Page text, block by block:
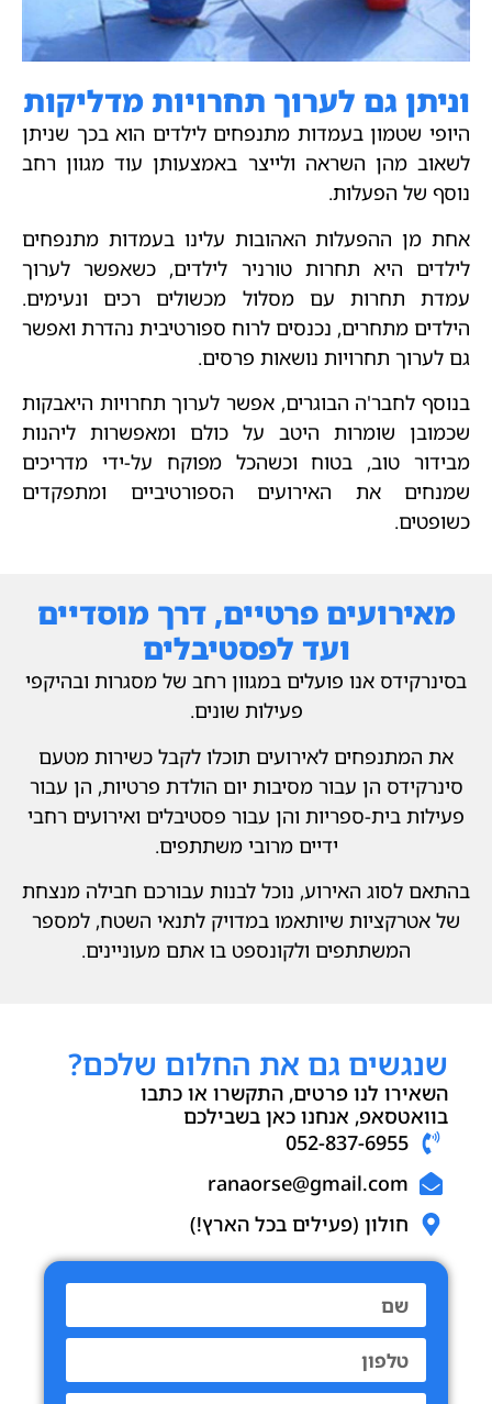
וניתן גם לערוך תחרויות מדליקות
היופי שטמון בעמדות מתנפחים לילדים הוא בכך שניתן
לשאוב מהן השראה ולייצר באמצעותן עוד מגוון רחב
נוסף של הפעלות.
אחת מן ההפעלות האהובות עלינו בעמדות מתנפחים
לילדים היא תחרות טורניר לילדים, כשאפשר לערוך
עמדת תחרות עם מסלול מכשולים רכים ונעימים.
הילדים מתחרים, נכנסים לרוח ספורטיבית נהדרת ואפשר
גם לערוך תחרויות נושאות פרסים.
בנוסף לחבר'ה הבוגרים, אפשר לערוך תחרויות היאבקות
שכמובן שומרות היטב על כולם ומאפשרות ליהנות
מבידור טוב, בטוח וכשהכל מפוקח על-ידי מדריכים
שמנחים את האירועים הספורטיביים ומתפקדים
כשופטים.
מאירועים פרטיים, דרך מוסדיים
ועד לפסטיבלים
בסינרקידס אנו פועלים במגוון רחב של מסגרות ובהיקפי
פעילות שונים.
את המתנפחים לאירועים תוכלו לקבל כשירות מטעם
סינרקידס הן עבור מסיבות יום הולדת פרטיות, הן עבור
פעילות בית-ספריות והן עבור פסטיבלים ואירועים רחבי
ידיים מרובי משתתפים.
בהתאם לסוג האירוע, נוכל לבנות עבורכם חבילה מנצחת
של אטרקציות שיותאמו במדויק לתנאי השטח, למספר
המשתתפים ולקונספט בו אתם מעוניינים.
שנגשים גם את החלום שלכם?
השאירו לנו פרטים, התקשרו או כתבו
בוואטסאפ, אנחנו כאן בשבילכם
052-837-6955
ranaorse@gmail.com
חולון (פעילים בכל הארץ!)